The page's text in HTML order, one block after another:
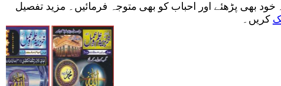
خود بھی پڑھئے اور احباب کو بھی متوجہ فرمائیں۔ مزید تفصیل
کریں۔